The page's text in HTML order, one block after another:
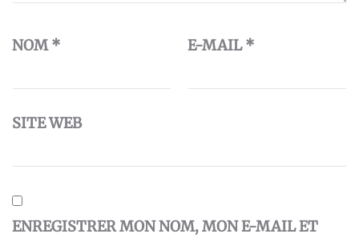
NOM* E-MAIL*
SITE WEB
ENREGISTRER MON NOM, MON E-MAIL ET